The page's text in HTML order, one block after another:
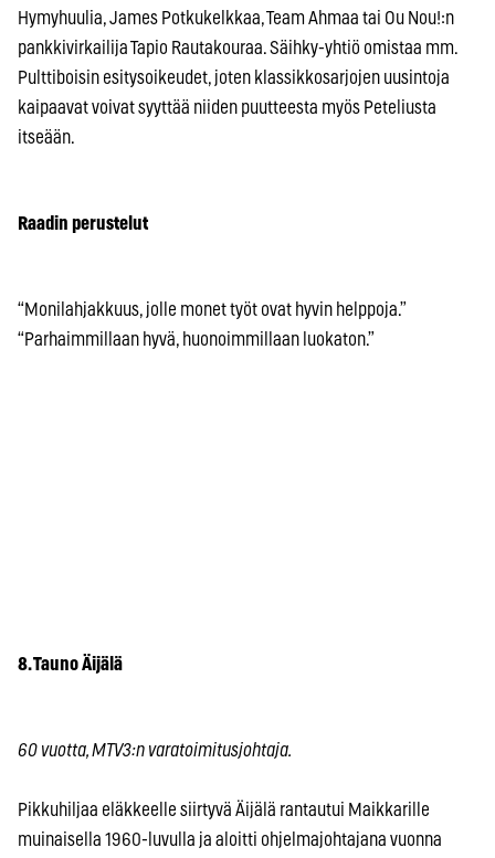
Hymyhuulia, James Potkukelkkaa, Team Ahmaa tai Ou Nou!:n
pankkivirkailija Tapio Rautakouraa. Säihky-yhtiö omistaa mm.
Pulttiboisin esitysoikeudet, joten klassikkosarjojen uusintoja
kaipaavat voivat syyttää niiden puutteesta myös Peteliusta
itseään.
Raadin perustelut
“Monilahjakkuus, jolle monet työt ovat hyvin helppoja.”
“Parhaimmillaan hyvä, huonoimmillaan luokaton.”
8. Tauno Äijälä
60 vuotta, MTV3:n varatoimitusjohtaja.
Pikkuhiljaa eläkkeelle siirtyvä Äijälä rantautui Maikkarille
muinaisella 1960-luvulla ja aloitti ohjelmajohtajana vuonna